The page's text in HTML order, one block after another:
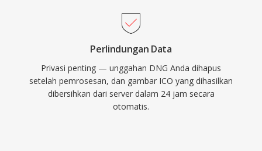
Perlindungan Data
Privasi penting — unggahan DNG Anda dihapus
setelah pemrosesan, dan gambar ICO yang dihasilkan
dibersihkan dari server dalam 24 jam secara
otomatis.